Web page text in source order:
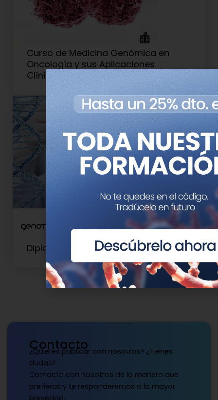
Curso de Medicina Genómica en
Oncología y sus Aplicaciones
Clínicas – 2ª Edición
Diploma de Experto en Oncogenética
Contacto
¿Quieres publicar con nosotros? ¿Tienes
dudas?
Contacta con nosotros de la manera que
prefieras y te responderemos a la mayor
brevedad.